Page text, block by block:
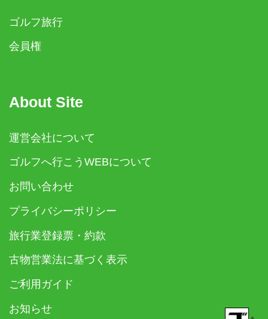
ゴルフ旅行
会員権
About Site
運営会社について
ゴルフへ行こうWEBについて
お問い合わせ
プライバシーポリシー
旅行業登録票・約款
古物営業法に基づく表示
ご利用ガイド
お知らせ